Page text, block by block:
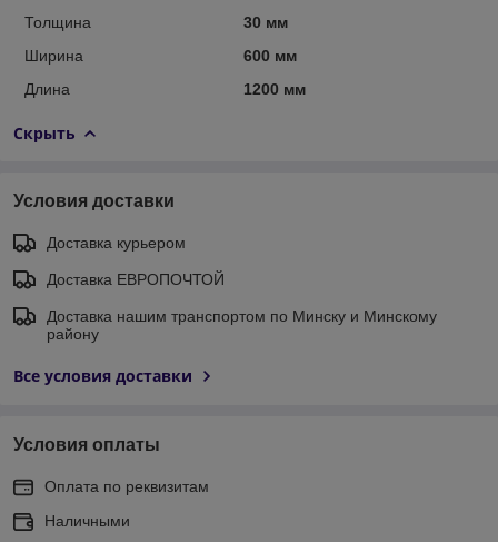
Толщина
30 мм
Ширина
600 мм
Длина
1200 мм
Скрыть
Условия доставки
Доставка курьером
Доставка ЕВРОПОЧТОЙ
Доставка нашим транспортом по Минску и Минскому
району
Все условия доставки
Условия оплаты
Оплата по реквизитам
Наличными